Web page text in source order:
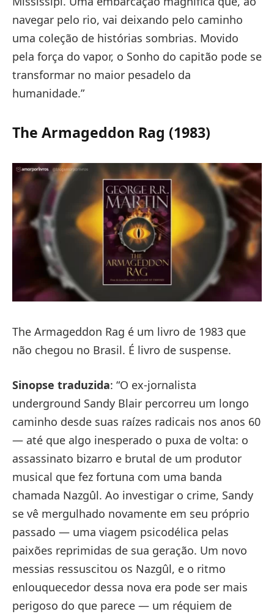
navegar pelo rio, vai deixando pelo caminho
uma coleção de histórias sombrias. Movido
pela força do vapor, o Sonho do capitão pode se
transformar no maior pesadelo da
humanidade.”
The Armageddon Rag (1983)
The Armageddon Rag é um livro de 1983 que
não chegou no Brasil. É livro de suspense.
Sinopse traduzida: “O ex-jornalista
underground Sandy Blair percorreu um longo
caminho desde suas raízes radicais nos anos 60
— até que algo inesperado o puxa de volta: o
assassinato bizarro e brutal de um produtor
musical que fez fortuna com uma banda
chamada Nazgûl. Ao investigar o crime, Sandy
se vê mergulhado novamente em seu próprio
passado — uma viagem psicodélica pelas
paixões reprimidas de sua geração. Um novo
messias ressuscitou os Nazgûl, e o ritmo
enlouquecedor dessa nova era pode ser mais
perigoso do que parece — um réquiem de